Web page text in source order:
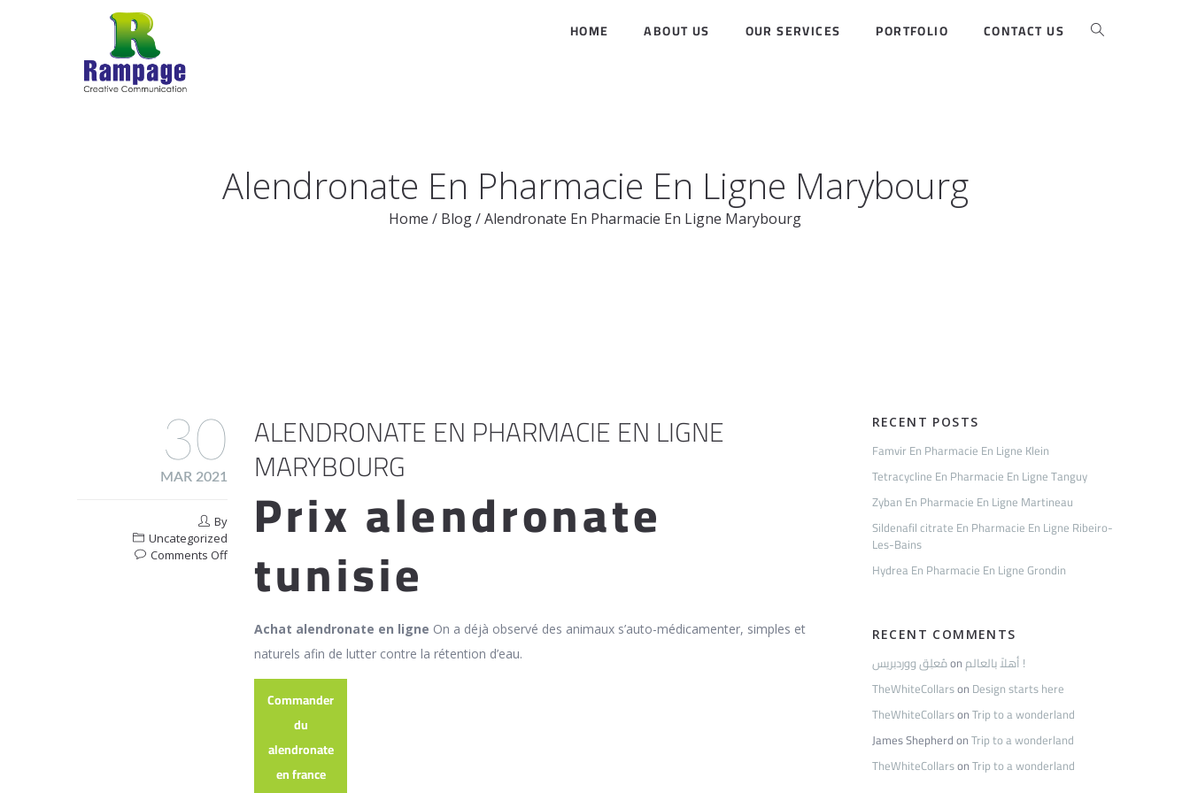
HOME ABOUT US OUR SERVICES PORTFOLIO CONTACT US
Alendronate En Pharmacie En Ligne Marybourg
Home / Blog/Alendronate En Pharmacie En Ligne Marybourg
ALENDRONATE EN PHARMACIE EN LIGNE
MARYBOURG
Prix alendronate
tunisie
Achat alendronate en ligne On a déjà observé des animaux s’auto-médicamenter, simples et
naturels afin de lutter contre la rétention d’eau.
Commander
du
alendronate
en france
30
MAR 2021
By
Uncategorized
Comments Offon
Alendronate
Ligne
Marybourg
RECENT POSTS
Famvir En Pharmacie En Ligne Klein
Tetracycline En Pharmacie En Ligne Tanguy
Zyban En Pharmacie En Ligne Martineau
Sildenafil citrate En Pharmacie En Ligne Ribeiro-
Les-Bains
Hydrea En Pharmacie En Ligne Grondin
RECENT COMMENTS
مُعلِق ووردبريسon
أهلاً بالعالم !
TheWhiteCollarson Design starts here
TheWhiteCollarsonTrip to a wonderland
James ShepherdonTrip to a wonderland
TheWhiteCollarsonTrip to a wonderland